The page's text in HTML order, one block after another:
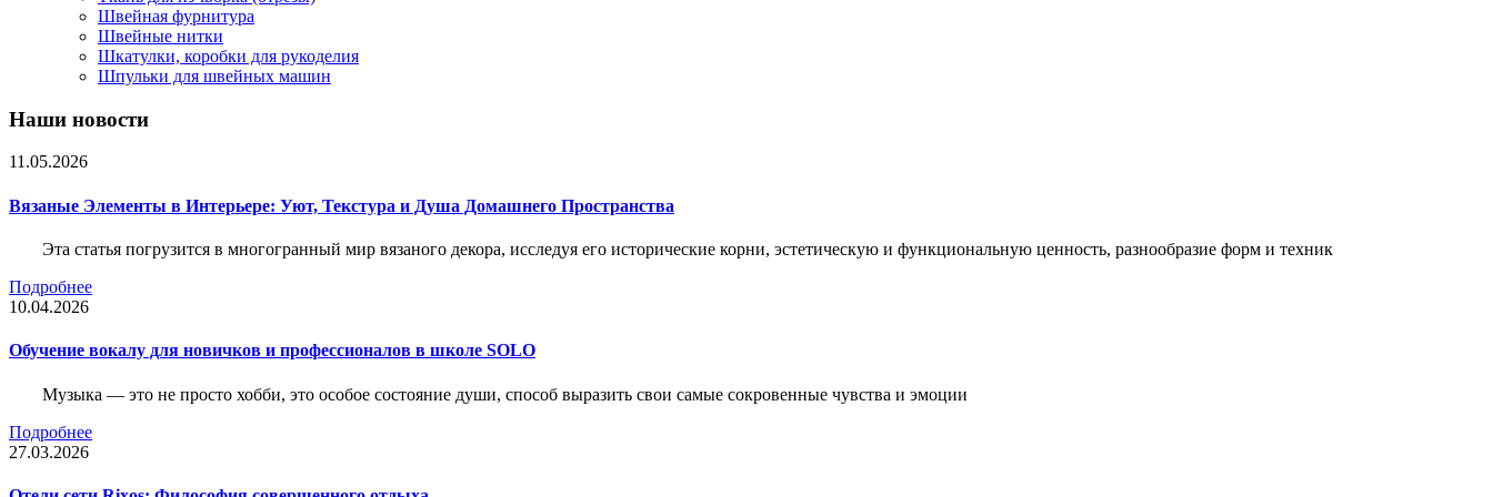
Швейная фурнитура
Швейные нитки
Шкатулки, коробки для рукоделия
Шпульки для швейных машин
Наши новости
11.05.2026
Вязаные Элементы в Интерьере: Уют, Текстура и Душа Домашнего Пространства
Эта статья погрузится в многогранный мир вязаного декора, исследуя его исторические корни, эстетическую и функциональную ценность, разнообразие форм и техник
Подробнее
10.04.2026
Обучение вокалу для новичков и профессионалов в школе SOLO
Музыка — это не просто хобби, это особое состояние души, способ выразить свои самые сокровенные чувства и эмоции
Подробнее
27.03.2026